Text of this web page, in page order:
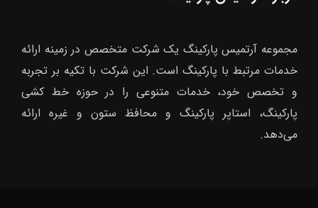
مجموعه آرتمیس پارکینگ یک شرکت متخصص در زمینه ارائه
خدمات مرتبط با پارکینگ است. این شرکت با تکیه بر تجربه
و تخصص خود، خدمات متنوعی را در حوزه خط کشی
پارکینگ، استاپر پارکینگ و محافظ ستون و غیره ارائه
می‌دهد.